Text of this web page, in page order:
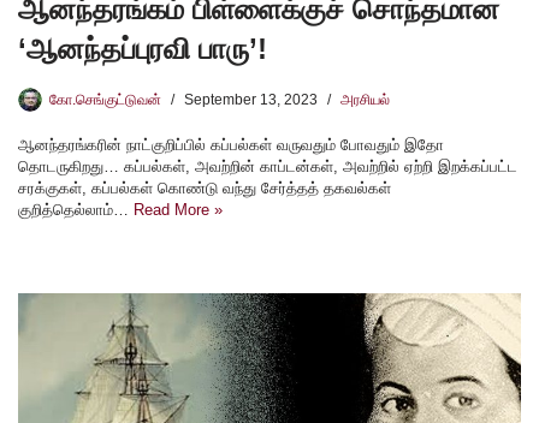
ஆனந்தரங்கம் பிள்ளைக்குச் சொந்தமான
‘ஆனந்தப்புரவி பாரு’!
கோ.செங்குட்டுவன் September 13, 2023 அரசியல்
ஆனந்தரங்கரின் நாட்குறிப்பில் கப்பல்கள் வருவதும் போவதும் இதோ
தொடருகிறது… கப்பல்கள், அவற்றின் காப்டன்கள், அவற்றில் ஏற்றி இறக்கப்பட்ட
சரக்குகள், கப்பல்கள் கொண்டு வந்து சேர்த்தத் தகவல்கள்
குறித்தெல்லாம்… Read More »